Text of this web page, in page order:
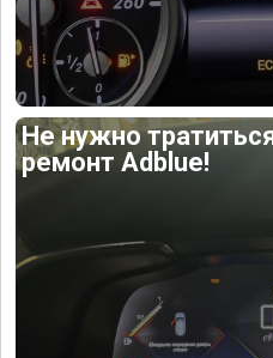
Не нужно
ремонт Adblue!